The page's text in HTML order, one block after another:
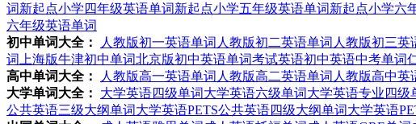
词新起点小学四年级英语单词新起点小学五年级英语单词新起点小学六
六年级英语单词
初中单词大全：
人教版初一英语单词 人教版初二英语单词 人教版初三英
词 上海版牛津初中单词北京版初中英语单词考试英语初中英语中考单词
高中单词大全：
人教版高一英语单词 人教版高二英语单词 人教版高中英
大学单词大全：
大学英语四级单词大学英语六级单词大学英语专业四级
公共英语三级大纲单词大学英语PETS公共英语四级大纲单词大学英语